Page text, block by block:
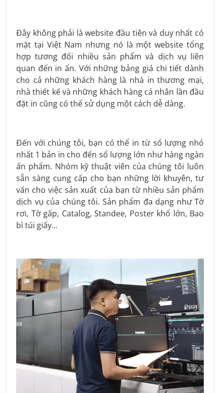
Đây không phải là website đầu tiên và duy nhất có
mặt tại Việt Nam nhưng nó là một website tổng
hợp tương đối nhiều sản phẩm và dịch vụ liên
quan đến in ấn. Với những bảng giá chi tiết dành
cho cả những khách hàng là nhà in thương mại,
nhà thiết kế và những khách hàng cá nhân lần đầu
đặt in cũng có thể sử dụng một cách dễ dàng.
Đến với chúng tôi, bạn có thể in từ số lượng nhỏ
nhất 1 bản in cho đến số lượng lớn như hàng ngàn
ấn phẩm. Nhóm kỹ thuật viên của chúng tôi luôn
sẵn sàng cung cấp cho bạn những lời khuyên, tư
vấn cho việc sản xuất của bạn từ nhiều sản phẩm
dịch vụ của chúng tôi. Sản phẩm đa dạng như Tờ
rơi, Tờ gấp, Catalog, Standee, Poster khổ lớn, Bao
bì túi giấy...